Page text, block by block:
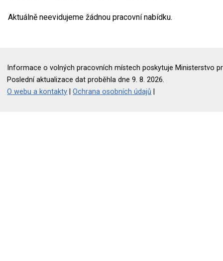
Aktuálně neevidujeme žádnou pracovní nabídku.
Informace o volných pracovních místech poskytuje Ministerstvo
Poslední aktualizace dat proběhla dne 9. 8. 2026.
O webu a kontakty |Ochrana osobních údajů